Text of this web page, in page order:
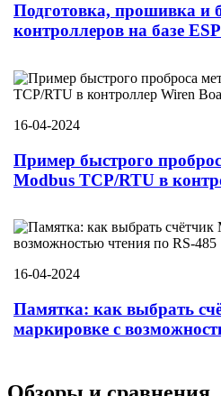
Подготовка, прошивка и
контроллеров на базе
16-04-2024
Пример быстрого
Modbus TCP/RTU в
16-04-2024
Памятка: как выбрать
маркировке с